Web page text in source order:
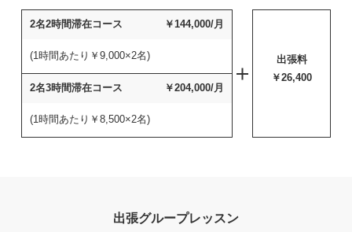
2名2時間滞在コース ￥144,000/月
(1時間あたり￥9,000×2名)
2名3時間滞在コース ￥204,000/月
(1時間あたり￥8,500×2名)
出張料
￥26,400
出張グループレッスン